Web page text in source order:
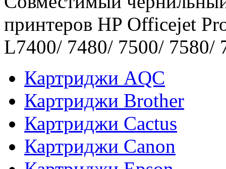
принтеров HP Officejet
L7400/ 7480/ 7500/ 7580/
Картриджи AQC
Картриджи Brother
Картриджи Cactus
Картриджи Canon